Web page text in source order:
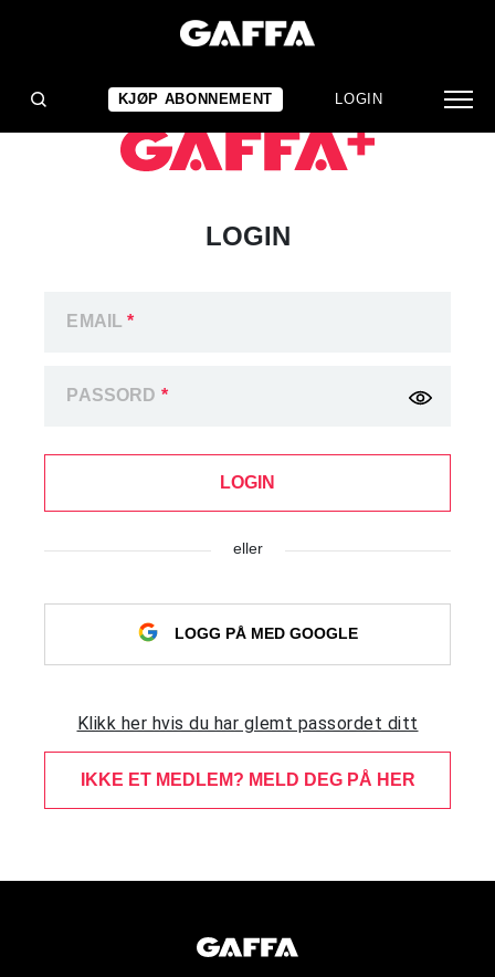
KJØP ABONNEMENT LOGIN
LOGIN
EMAIL*
PASSORD *
LOGIN
eller
LOGG PÅ MED GOOGLE
Klikk her hvis du har glemt passordet ditt
IKKE ET MEDLEM? MELD DEG PÅ HER